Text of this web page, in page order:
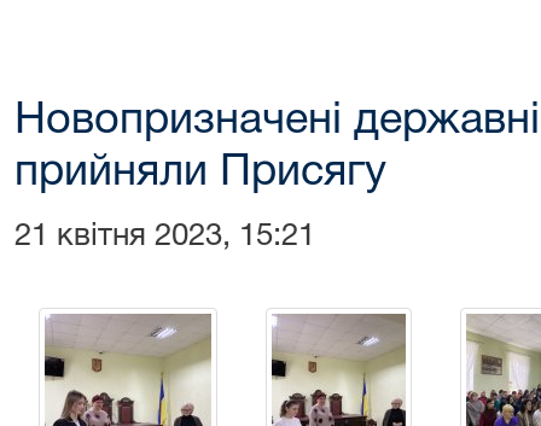
Новопризначені
прийняли Присягу
21 квітня 2023, 15:21